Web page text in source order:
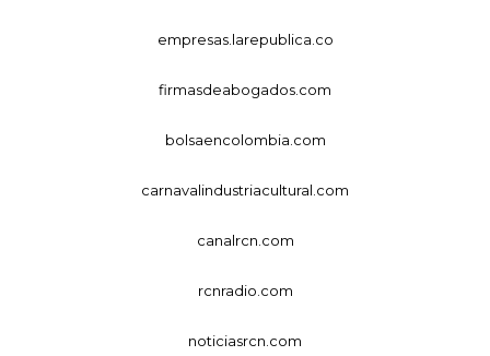
empresas.larepublica.co
firmasdeabogados.com
bolsaencolombia.com
carnavalindustriacultural.com
canalrcn.com
rcnradio.com
noticiasrcn.com